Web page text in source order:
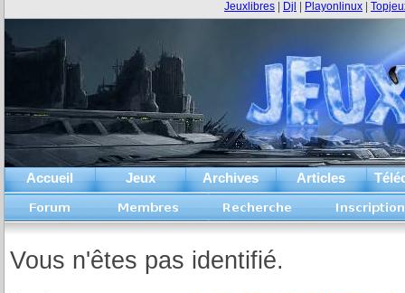
Accueil Jeux Archives Articles
Jeuxlibres Djl Playonlinux
Vous n'êtes pas identifié.